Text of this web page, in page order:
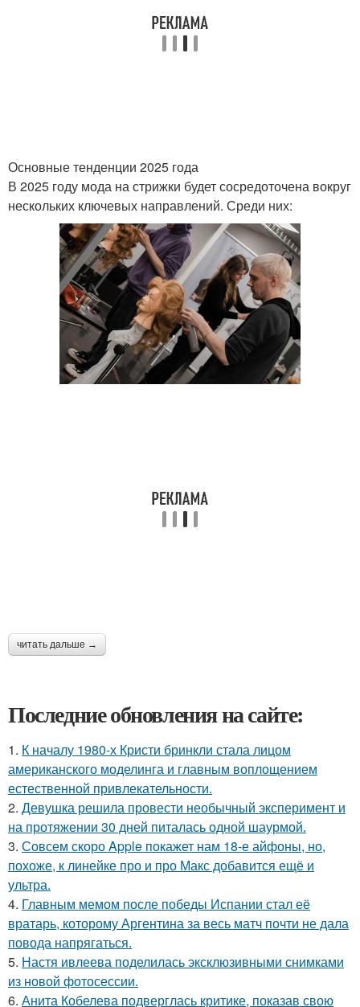
Основные тенденции 2025 года
В 2025 году мода на стрижки будет сосредоточена вокруг
нескольких ключевых направлений. Среди них:
читать дальше →
Последние обновления на сайте:
1. К началу 1980-х Кристи бринкли стала лицом
американского моделинга и главным воплощением
естественной привлекательности.
2. Девушка решила провести необычный эксперимент и
на протяжении 30 дней питалась одной шаурмой.
3. Совсем скоро Apple покажет нам 18-е айфоны, но,
похоже, к линейке про и про Макс добавится ещё и
ультра.
4. Главным мемом после победы Испании стал её
вратарь, которому Аргентина за весь матч почти не дала
повода напрягаться.
5. Настя ивлеева поделилась эксклюзивными снимками
из новой фотосессии.
6. Анита Кобелева подверглась критике, показав свою